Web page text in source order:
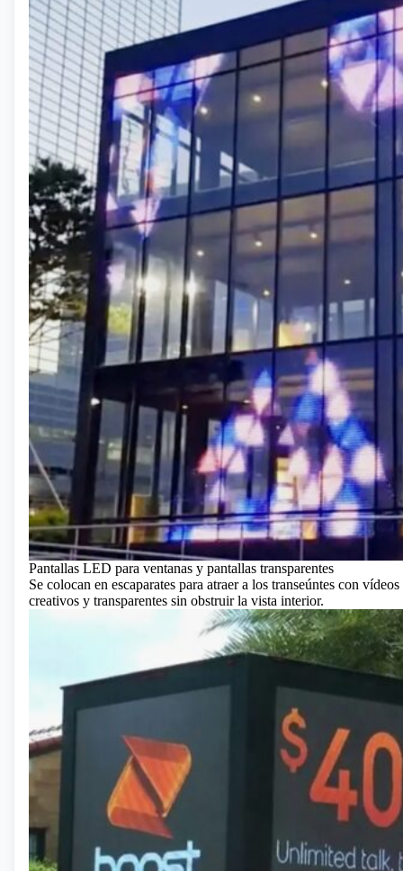
Pantallas LED para ventanas y pantallas transparentes
Se colocan en escaparates para atraer a los transeúntes con
creativos y transparentes sin obstruir la vista interior.